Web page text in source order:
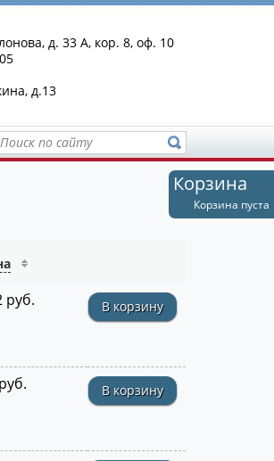
д. 33 А, кор. 8, оф. 10
д.13
Корзина
Корзина пуста
руб. В корзину
В корзину